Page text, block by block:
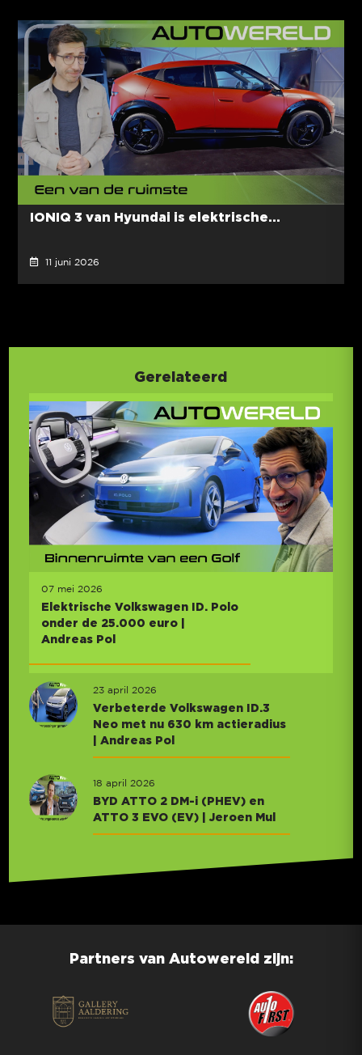
IONIQ 3 van Hyundai is elektrische...
11 juni 2026
Gerelateerd
07 mei 2026
Elektrische Volkswagen ID. Polo
onder de 25.000 euro |
Andreas Pol
23 april 2026
Verbeterde Volkswagen ID.3
Neo met nu 630 km actieradius
| Andreas Pol
18 april 2026
BYD ATTO 2 DM-i (PHEV) en
ATTO 3 EVO (EV) | Jeroen Mul
Partners van Autowereld zijn: